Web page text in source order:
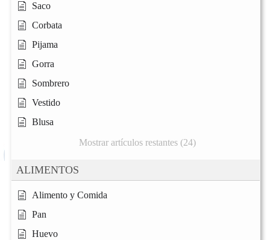
Saco
Corbata
Pijama
Gorra
Sombrero
Vestido
Blusa
Mostrar artículos restantes (24)
ALIMENTOS
Alimento y Comida
Pan
Huevo